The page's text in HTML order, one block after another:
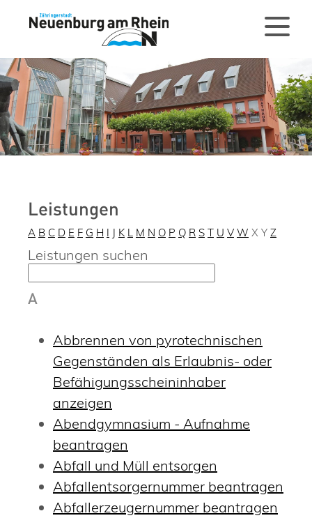
Leistungen
A B C D E F G H I J K L M N O P Q R S T U V W X Y Z
Leistungen suchen
A
Abbrennen von pyrotechnischen
Gegenständen als Erlaubnis- oder
Befähigungsscheininhaber
anzeigen
Abendgymnasium - Aufnahme
beantragen
Abfall und Müll entsorgen
Abfallentsorgernummer beantragen
Abfallerzeugernummer beantragen